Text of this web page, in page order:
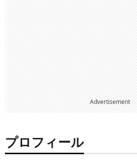
Advertisement
プロフィール